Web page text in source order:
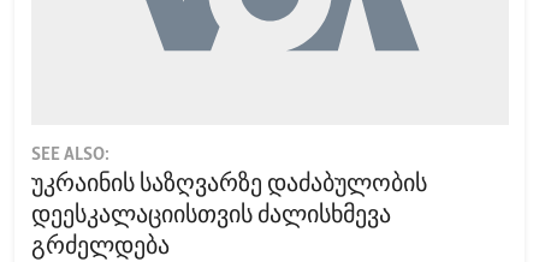
SEE ALSO:
უკრაინის საზღვარზე დაძაბულობის
დეესკალაციისთვის ძალისხმევა
გრძელდება